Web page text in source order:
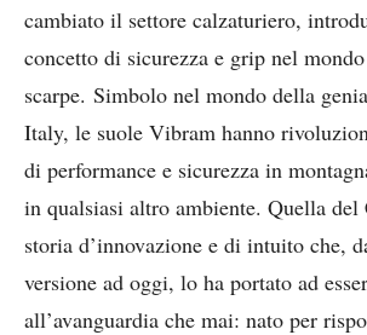
cambiato il settore calzaturiero,
concetto di sicurezza e grip nel
scarpe. Simbolo nel mondo della
Italy, le suole Vibram hanno
di performance e sicurezza in
in qualsiasi altro ambiente. Quella del
storia d’innovazione e di intuito che,
versione ad oggi, lo ha portato ad
all’avanguardia che mai: nato per